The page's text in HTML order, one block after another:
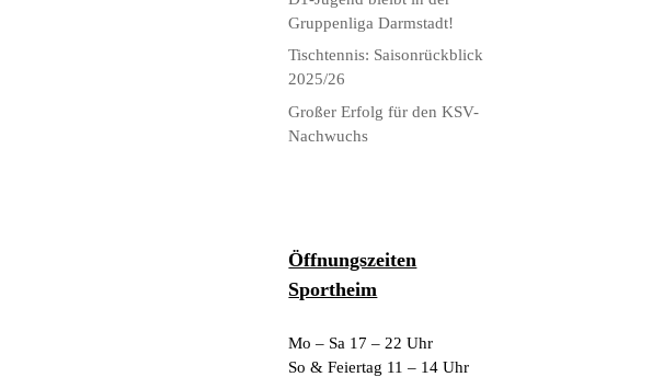
Gruppenliga Darmstadt!
Tischtennis: Saisonrückblick
2025/26
Großer Erfolg für den KSV-
Nachwuchs
Öffnungszeiten
Sportheim
Mo – Sa 17 – 22 Uhr
So & Feiertag 11 – 14 Uhr